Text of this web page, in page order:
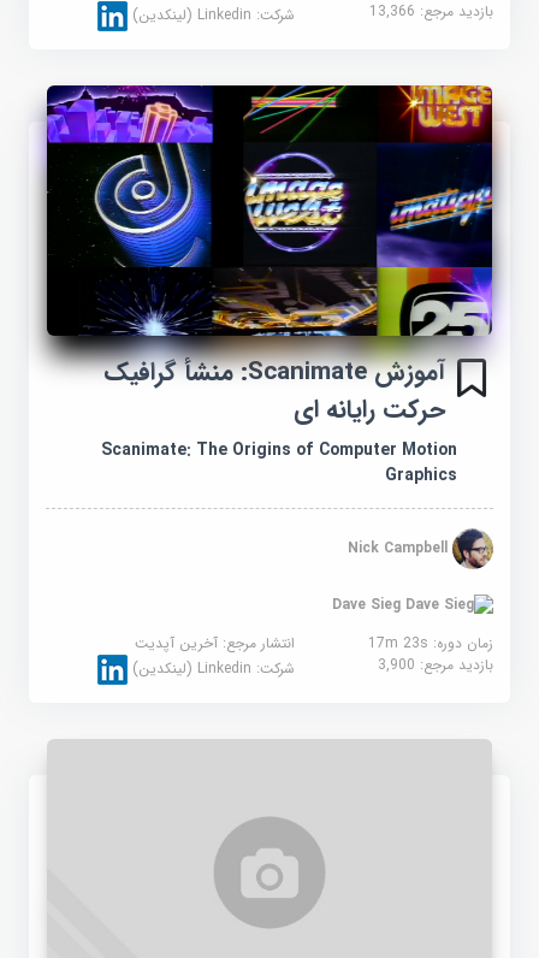
بازدید مرجع:13,366 شرکت:Linkedin (لینکدین)
آموزش Scanimate: منشأ گرافیک
حرکت رایانه ای
Scanimate: The Origins of Computer Motion
Graphics
Nick Campbell
Dave Sieg
زمان دوره: 17m 23s
انتشار مرجع:آخرین آپدیت
بازدید مرجع:3,900 شرکت:Linkedin (لینکدین)